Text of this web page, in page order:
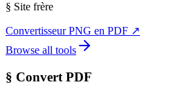
§ Site frère
Convertisseur PNG en PDF ↗
Browse all tools
§ Convert PDF